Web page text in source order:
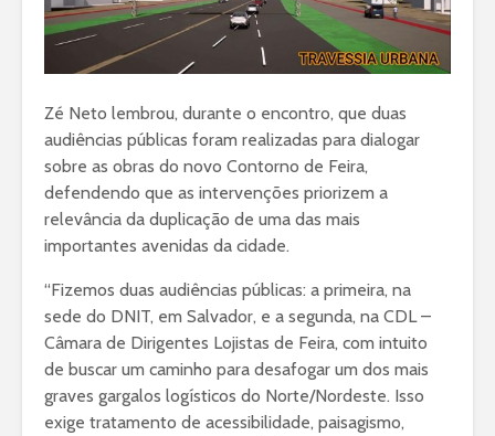
Zé Neto lembrou, durante o encontro, que duas
audiências públicas foram realizadas para dialogar
sobre as obras do novo Contorno de Feira,
defendendo que as intervenções priorizem a
relevância da duplicação de uma das mais
importantes avenidas da cidade.
“Fizemos duas audiências públicas: a primeira, na
sede do DNIT, em Salvador, e a segunda, na CDL –
Câmara de Dirigentes Lojistas de Feira, com intuito
de buscar um caminho para desafogar um dos mais
graves gargalos logísticos do Norte/Nordeste. Isso
exige tratamento de acessibilidade, paisagismo,